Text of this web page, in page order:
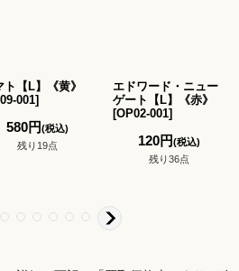
ト【L】《黄》
001]
580円(税込)
残り19点
エドワード・ニュー
ゲート【L】《赤》
[OP02-001]
120円(税込)
残り36点